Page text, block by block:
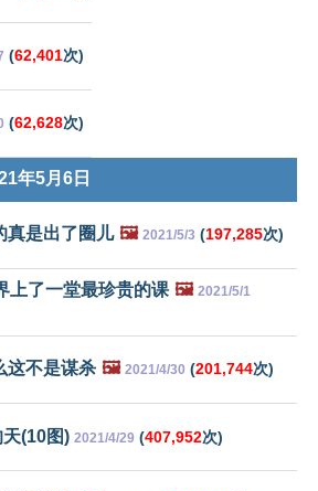
(62,401次)
(62,628次)
年5月6日
真是出了圈儿 🖼️ 2021/5/3 (197,285次)
上了一堂最珍贵的课 🖼️ 2021/5/1
这不是谋杀 🖼️ 2021/4/30 (201,744次)
(10图) 2021/4/29 (407,952次)